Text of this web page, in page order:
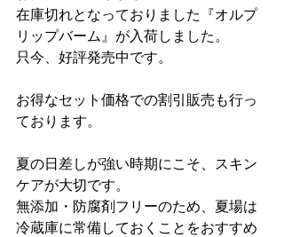
在庫切れとなっておりました『オルプ
リップバーム』が入荷しました。
只今、好評発売中です。
お得なセット価格での割引販売も行っ
ております。
夏の日差しが強い時期にこそ、スキン
ケアが大切です。
無添加・防腐剤フリーのため、夏場は
冷蔵庫に常備しておくことをおすすめ